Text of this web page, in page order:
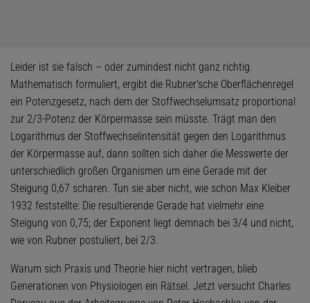
Leider ist sie falsch – oder zumindest nicht ganz richtig.
Mathematisch formuliert, ergibt die Rubner'sche Oberflächenregel
ein Potenzgesetz, nach dem der Stoffwechselumsatz proportional
zur 2/3-Potenz der Körpermasse sein müsste. Trägt man den
Logarithmus der Stoffwechselintensität gegen den Logarithmus
der Körpermasse auf, dann sollten sich daher die Messwerte der
unterschiedlich großen Organismen um eine Gerade mit der
Steigung 0,67 scharen. Tun sie aber nicht, wie schon Max Kleiber
1932 feststellte: Die resultierende Gerade hat vielmehr eine
Steigung von 0,75; der Exponent liegt demnach bei 3/4 und nicht,
wie von Rubner postuliert, bei 2/3.
Warum sich Praxis und Theorie hier nicht vertragen, blieb
Generationen von Physiologen ein Rätsel. Jetzt versucht Charles